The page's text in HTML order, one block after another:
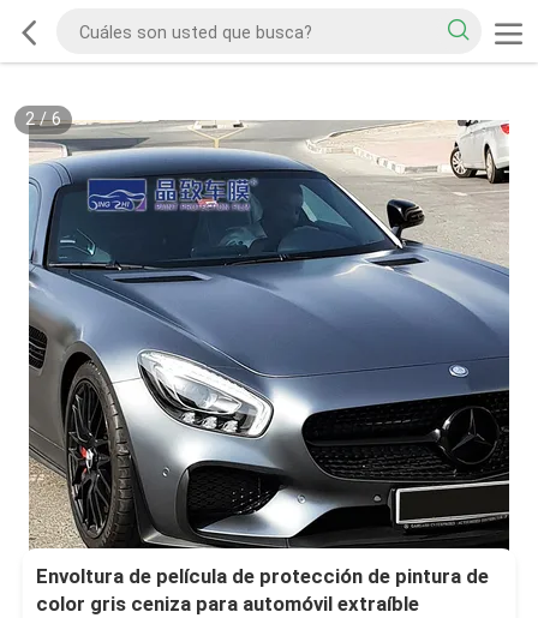
2/6
Envoltura de película de protección de pintura de
color gris ceniza para automóvil extraíble